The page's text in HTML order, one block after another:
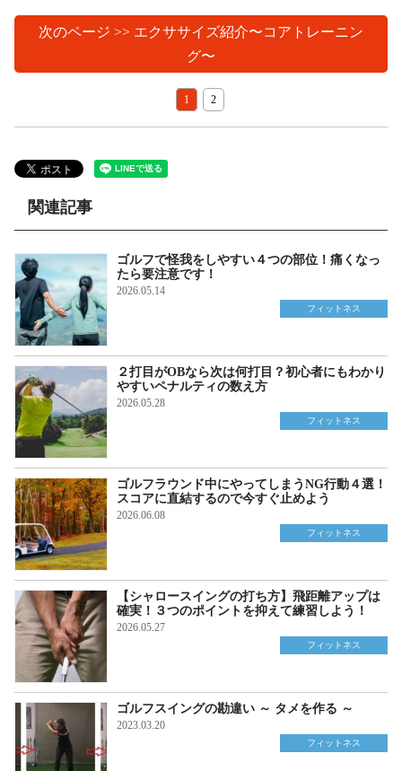
次のページ >> エクササイズ紹介〜コアトレーニン
グ〜
1 2
関連記事
ゴルフで怪我をしやすい４つの部位！痛くなっ
たら要注意です！
2026.05.14
フィットネス
２打目がOBなら次は何打目？初心者にもわかり
やすいペナルティの数え方
2026.05.28
フィットネス
ゴルフラウンド中にやってしまうNG行動４選！
スコアに直結するので今すぐ止めよう
2026.06.08
フィットネス
【シャロースイングの打ち方】飛距離アップは
確実！３つのポイントを抑えて練習しよう！
2026.05.27
フィットネス
ゴルフスイングの勘違い ～ タメを作る ～
2023.03.20
フィットネス